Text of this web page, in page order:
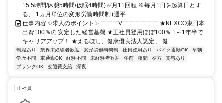
15.5時間/休憩5時間/仮眠4時間) ✅月11回程 ※毎月1日を起算日とす
る、 1ヵ月単位の変形労働時間制 (週平...
仕事内容 ✨求人のポイント✨ ￣￣￣V￣￣￣￣￣￣ ★NEXCO東日本
出資100％の 安定した経営基盤 ★正社員登用ほぼ100％ 1～1年半で
キャリアアップ！ ★えるぼし、健康優良法人認定、 健...
制服あり 業界未経験者歓迎 変形労働時間制 社員登用あり バイク通勤OK
早朝
学歴不問
車通勤OK 経験不問 未経験者歓迎 午前 夜間 夕方
賞与あり
ブランクOK
交通費支給 深夜
正社員